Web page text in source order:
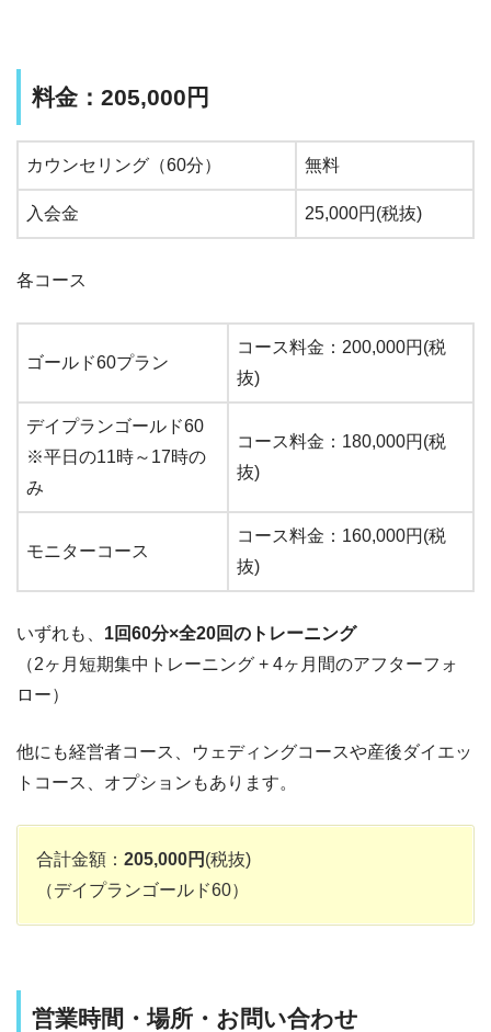
料金： 205,000円
カウンセリング（60分） 無料
入会金 25,000円(税抜)
各コース
ゴールド60プラン
コース料金：200,000円(税
抜)
デイプランゴールド60
※平日の11時～17時の
み
コース料金：180,000円(税
抜)
モニターコース
コース料金：160,000円(税
抜)
いずれも、 1回60分×全20回のトレーニング
（2ヶ月短期集中トレーニング + 4ヶ月間のアフターフォ
ロー）
他にも経営者コース、ウェディングコースや産後ダイエッ
トコース、オプションもあります。
合計金額： 205,000円 (税抜)
（デイプランゴールド60）
営業時間・場所・お問い合わせ